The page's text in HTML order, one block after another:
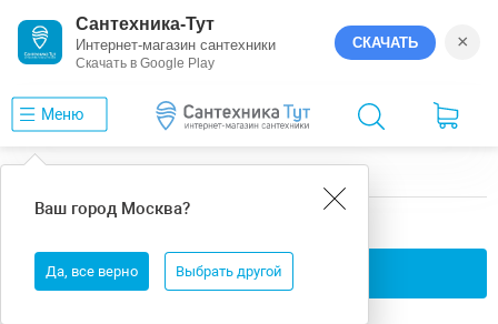
Сантехника-Тут
Интернет-магазин сантехники
Скачать в Google Play
СКАЧАТЬ ×
Меню
Ваш город Москва?
Да, все верно Выбрать другой
Niagara Nova
Применить фильтры